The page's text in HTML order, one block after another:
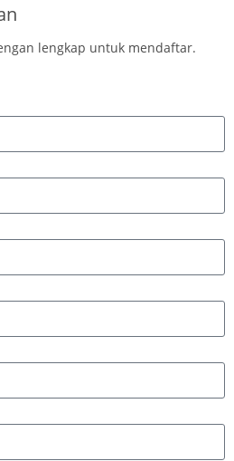
lengkap untuk mendaftar.